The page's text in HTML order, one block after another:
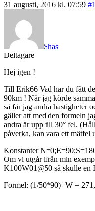
31 augusti, 2016 kl. 07:59
Shas
Deltagare
Hej igen !
Till Erik66 Vad har du fått
90km ! När jag körde
så får jag andra hastigheter
gäller att med den formeln
andra är upp till 30° fel.
påverka, kan vara ett mätfel
Konstanter
Om vi utgår ifrån min
K100W01@50 så skulle en
Formel: (1/50*90)+W =